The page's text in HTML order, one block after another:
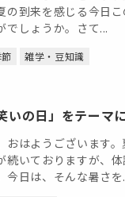
の到来を感じる今日
でしょうか。さて...
雑学・豆知識
いの日」をテーマ
おはようございます
続いておりますが、
今日は、そんな暑さを